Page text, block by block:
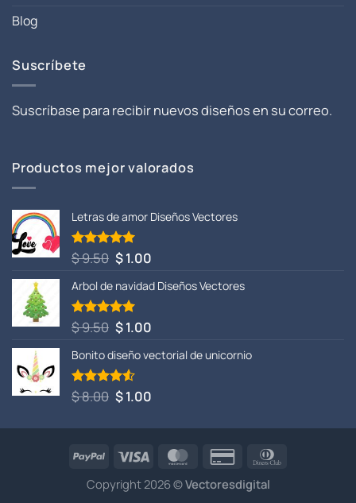
Blog
Suscríbete
Suscríbase para recibir nuevos diseños en su correo.
Productos mejor valorados
Letras de amor Diseños Vectores
Valorado
con
de 5
$9.50 El
original
era:
$ 9.50.
$1.00El
actual
$ 1.00.
Arbol de navidad Diseños Vectores
Valorado
con
de 5
$9.50 El
original
era:
$ 9.50.
$1.00El
actual
$ 1.00.
Bonito diseño vectorial de unicornio
Valorado
con
$8.00 El
original
$ 8.00.
$1.00El
actual
$ 1.00.
Copyright 2026 ©Vectoresdigital